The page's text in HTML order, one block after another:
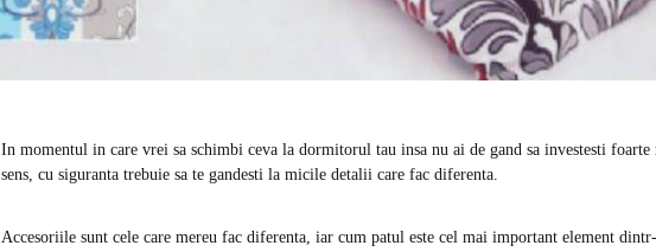
In momentul in care vrei sa schimbi ceva la dormitorul tau insa nu ai de gand sa investesti
sens, cu siguranta trebuie sa te gandesti la micile detalii care fac diferenta.
Accesoriile sunt cele care mereu fac diferenta, iar cum patul este cel mai important element